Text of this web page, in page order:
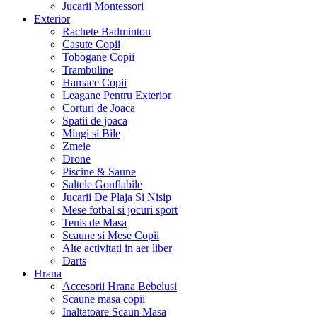
Jucarii Montessori
Exterior
Rachete Badminton
Casute Copii
Tobogane Copii
Trambuline
Hamace Copii
Leagane Pentru Exterior
Corturi de Joaca
Spatii de joaca
Mingi si Bile
Zmeie
Drone
Piscine & Saune
Saltele Gonflabile
Jucarii De Plaja Si Nisip
Mese fotbal si jocuri sport
Tenis de Masa
Scaune si Mese Copii
Alte activitati in aer liber
Darts
Hrana
Accesorii Hrana Bebelusi
Scaune masa copii
Inaltatoare Scaun Masa